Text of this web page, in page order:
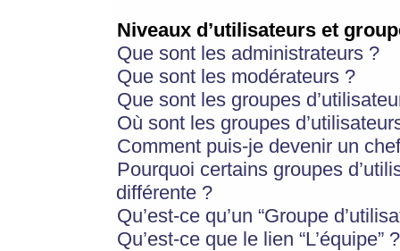
Niveaux d’utilisateurs et
Que sont les administrateurs ?
Que sont les modérateurs ?
Que sont les groupes
Où sont les groupes
Comment puis-je devenir un
Pourquoi certains groupes
différente ?
Qu’est-ce qu’un “Groupe
Qu’est-ce que le lien “L’équipe” ?